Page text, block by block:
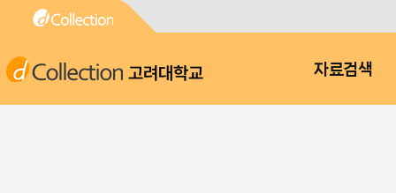
고려대학교 자료검색